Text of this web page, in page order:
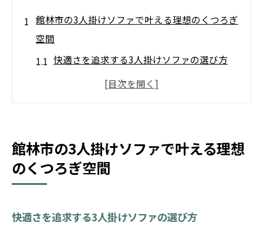
館林市の3人掛けソファで叶える理想のくつろぎ
空間
快適さを追求する3人掛けソファの選び方
館林市で見つける完璧なくつろぎ空間の作
素材とデザインで選ぶ理想のソファ
館林市での3人掛けソファ購入のポイント
説
館林市の3人掛けソファで叶える理想
のくつろぎ空間
快適さを追求する3人掛けソファの選び方